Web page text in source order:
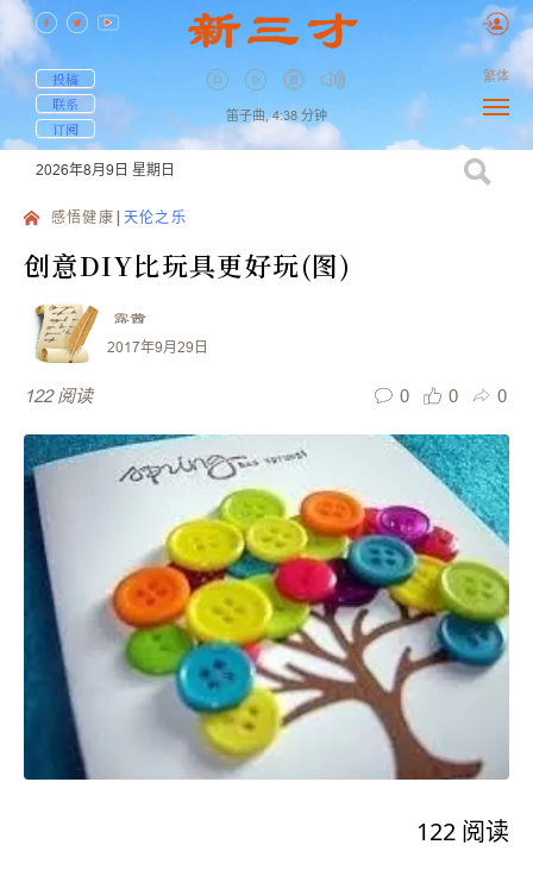
投稿
联系
订阅
笛子曲, 4:38 分钟
繁体
2026年8月9日 星期日
感悟健康 天伦之乐
创意DIY比玩具更好玩(图)
露茜
2017年9月29日
122 阅读 0 0 0
122 阅读